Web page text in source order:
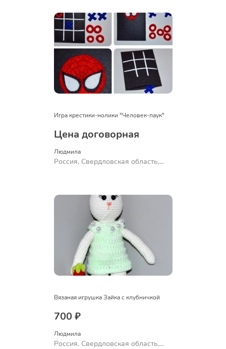
Игра крестики-нолики "Человек-паук"
Цена договорная
Людмила
Россия, Свердловская область,
Вязаная игрушка Зайка с клубничкой
700 ₽
Людмила
Россия, Свердловская область,